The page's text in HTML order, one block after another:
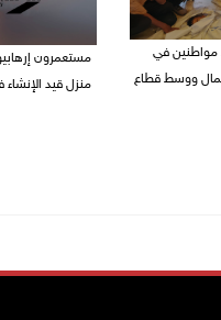
في
ووسط قطاع
مستعمرون
منزل قيد الإنشاء